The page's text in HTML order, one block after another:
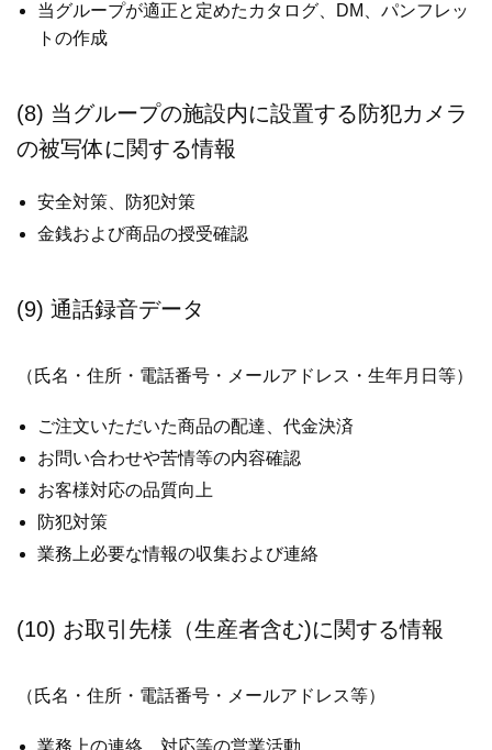
当グループが適正と定めたカタログ、DM、パンフレッ
トの作成
(8) 当グループの施設内に設置する防犯カメラ
の被写体に関する情報
安全対策、防犯対策
金銭および商品の授受確認
(9) 通話録音データ
（氏名・住所・電話番号・メールアドレス・生年月日等）
ご注文いただいた商品の配達、代金決済
お問い合わせや苦情等の内容確認
お客様対応の品質向上
防犯対策
業務上必要な情報の収集および連絡
(10) お取引先様（生産者含む)に関する情報
（氏名・住所・電話番号・メールアドレス等）
業務上の連絡、対応等の営業活動